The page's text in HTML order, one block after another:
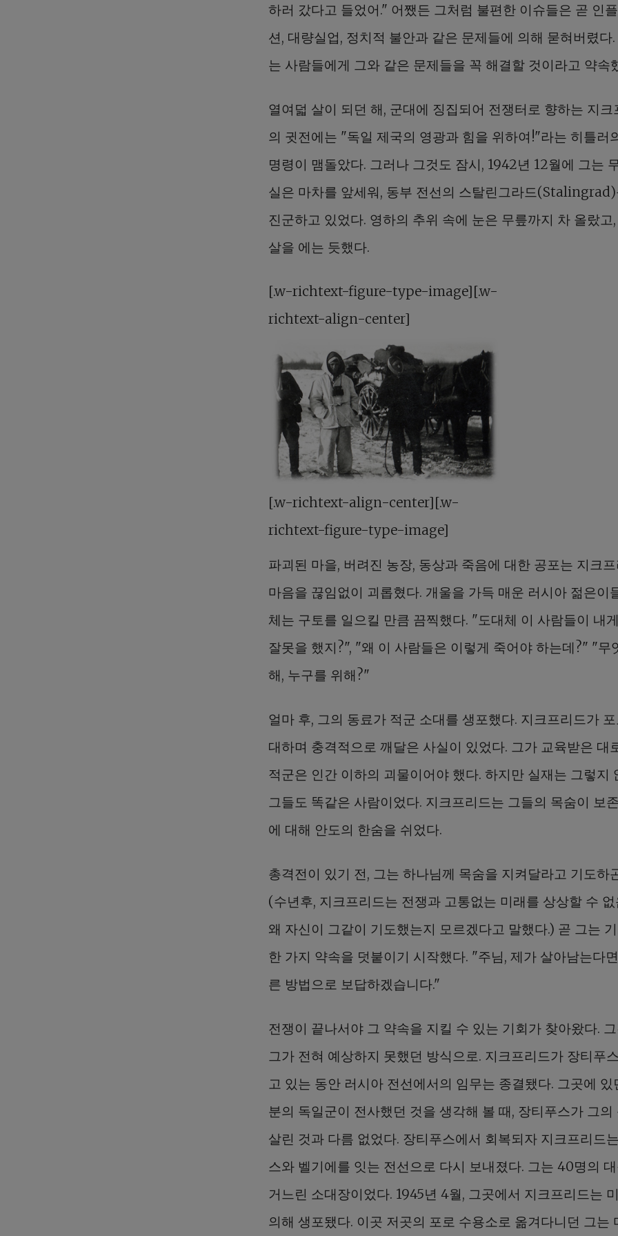
하러 갔다고 들었어." 어쨌든 그처럼 불편한 이슈들은 곧 인
션, 대량실업, 정치적 불안과 같은 문제들에 의해 묻혀버렸다.
는 사람들에게 그와 같은 문제들을 꼭 해결할 것이라고 약속
열여덟 살이 되던 해, 군대에 징집되어 전쟁터로 향하는 지크
의 귓전에는 "독일 제국의 영광과 힘을 위하여!"라는 히틀러
명령이 맴돌았다. 그러나 그것도 잠시, 1942년 12월에 그는
실은 마차를 앞세워, 동부 전선의 스탈린그라드(Stalingrad)
진군하고 있었다. 영하의 추위 속에 눈은 무릎까지 차 올랐고
살을 에는 듯했다.
[.w-richtext-figure-type-image][.w-
richtext-align-center]
[.w-richtext-align-center][.w-
richtext-figure-type-image]
파괴된 마을, 버려진 농장, 동상과 죽음에 대한 공포는 지크
마음을 끊임없이 괴롭혔다. 개울을 가득 매운 러시아 젊은이
체는 구토를 일으킬 만큼 끔찍했다. "도대체 이 사람들이 내
잘못을 했지?", "왜 이 사람들은 이렇게 죽어야 하는데?" "무
해, 누구를 위해?"
얼마 후, 그의 동료가 적군 소대를 생포했다. 지크프리드가
대하며 충격적으로 깨달은 사실이 있었다. 그가 교육받은 대
적군은 인간 이하의 괴물이어야 했다. 하지만 실재는 그렇지
그들도 똑같은 사람이었다. 지크프리드는 그들의 목숨이 보
에 대해 안도의 한숨을 쉬었다.
총격전이 있기 전, 그는 하나님께 목숨을 지켜달라고 기도하
(수년후, 지크프리드는 전쟁과 고통없는 미래를 상상할 수 없
왜 자신이 그같이 기도했는지 모르겠다고 말했다.) 곧 그는
한 가지 약속을 덧붙이기 시작했다. "주님, 제가 살아남는다
른 방법으로 보답하겠습니다."
전쟁이 끝나서야 그 약속을 지킬 수 있는 기회가 찾아왔다.
그가 전혀 예상하지 못했던 방식으로. 지크프리드가 장티푸
고 있는 동안 러시아 전선에서의 임무는 종결됐다. 그곳에 있
분의 독일군이 전사했던 것을 생각해 볼 때, 장티푸스가 그의
살린 것과 다름 없었다. 장티푸스에서 회복되자 지크프리드
스와 벨기에를 잇는 전선으로 다시 보내졌다. 그는 40명의
거느린 소대장이었다. 1945년 4월, 그곳에서 지크프리드는
의해 생포됐다. 이곳 저곳의 포로 수용소로 옮겨다니던 그는